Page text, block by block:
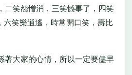
笑怨憎消，三笑憾事了，四笑
六笑樂逍遙，時常開口笑，壽比
大家的心情，所以一定要儘早